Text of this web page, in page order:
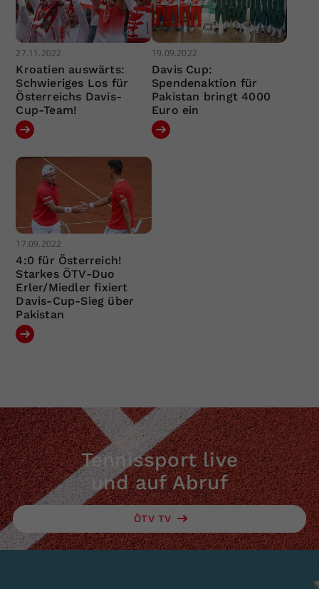
27.11.2022
Kroatien auswärts:
Schwieriges Los für
Österreichs Davis-
Cup-Team!
19.09.2022
Davis Cup:
Spendenaktion für
Pakistan bringt 4000
Euro ein
17.09.2022
4:0 für Österreich!
Starkes ÖTV-Duo
Erler/Miedler fixiert
Davis-Cup-Sieg über
Pakistan
Tennissport live
und auf Abruf
ÖTV TV